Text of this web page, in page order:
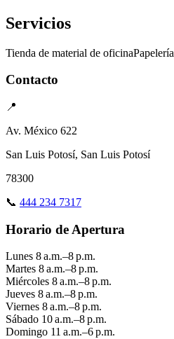
Servicios
Tienda de material de oficinaPapelería
Contacto
📍
Av. México 622
San Luis Potosí, San Luis Potosí
78300
📞 444 234 7317
Horario de Apertura
Lunes 8 a.m.–8 p.m.
Martes 8 a.m.–8 p.m.
Miércoles 8 a.m.–8 p.m.
Jueves 8 a.m.–8 p.m.
Viernes 8 a.m.–8 p.m.
Sábado 10 a.m.–8 p.m.
Domingo 11 a.m.–6 p.m.